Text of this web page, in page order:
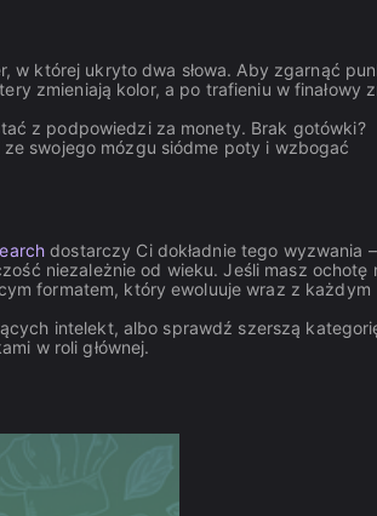
w której ukryto dwa słowa. Aby zgarnąć
zmieniają kolor, a po trafieniu w finałowy
z podpowiedzi za monety. Brak gotówki?
swojego mózgu siódme poty i wzbogać
dostarczy Ci dokładnie tego wyzwania –
niezależnie od wieku. Jeśli masz ochotę
formatem, który ewoluuje wraz z każdym
intelekt, albo sprawdź szerszą
w roli głównej.